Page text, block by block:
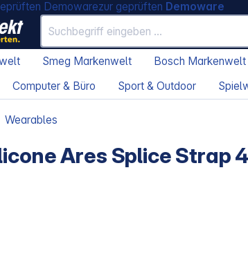
zur geprüften Demoware
Smeg Markenwelt Bosch Markenwelt
Computer & Büro Sport & Outdoor
Wearables
Ares Splice Strap